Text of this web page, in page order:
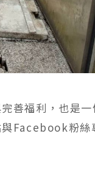
善福利，也是一
Facebook粉絲